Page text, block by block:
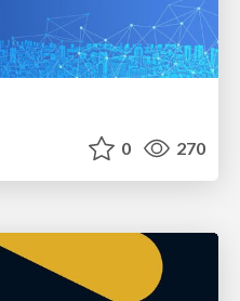
0 270